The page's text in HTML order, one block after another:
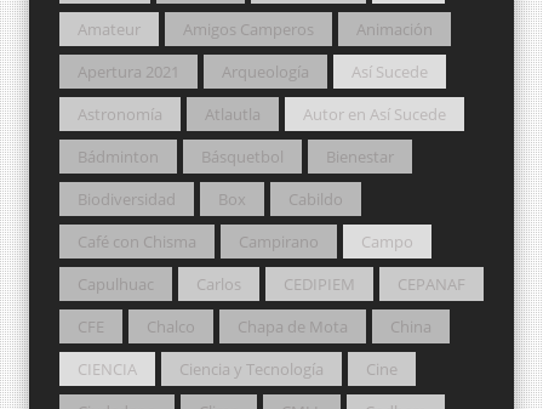
Amateur
Amigos Camperos
Animación
Apertura 2021
Arqueología
Así Sucede
Astronomía
Atlautla
Autor en Así Sucede
Bádminton
Básquetbol
Bienestar
Biodiversidad
Box
Cabildo
Café con Chisma
Campirano
Campo
Capulhuac
Carlos CEDIPIEM
CEPANAF
CFE
Chalco Chapa de Mota
China
CIENCIA
Ciencia y Tecnología
Cine